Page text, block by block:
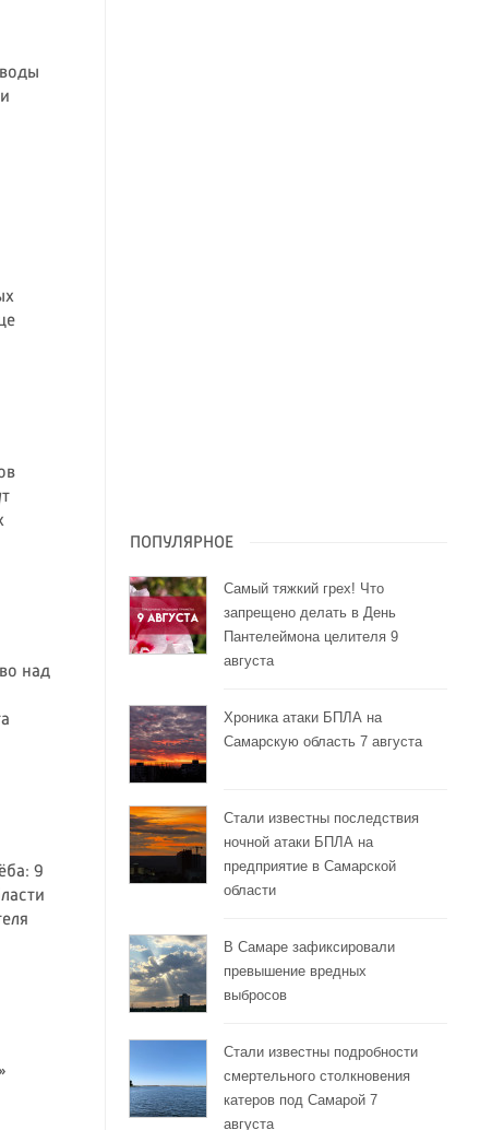
над
9
ПОПУЛЯРНОЕ
Самый тяжкий грех! Что
запрещено делать в День
Пантелеймона целителя 9
августа
Хроника атаки БПЛА на
Самарскую область 7 августа
Стали известны последствия
ночной атаки БПЛА на
предприятие в Самарской
области
В Самаре зафиксировали
превышение вредных
выбросов
Стали известны подробности
смертельного столкновения
катеров под Самарой 7
августа